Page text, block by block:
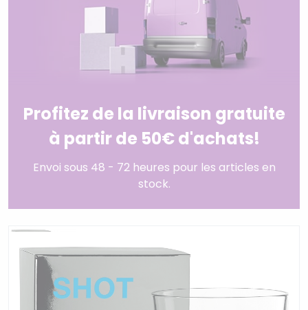
Profitez de la livraison gratuite
à partir de 50€ d'achats!
Envoi sous 48 - 72 heures pour les articles en
stock.